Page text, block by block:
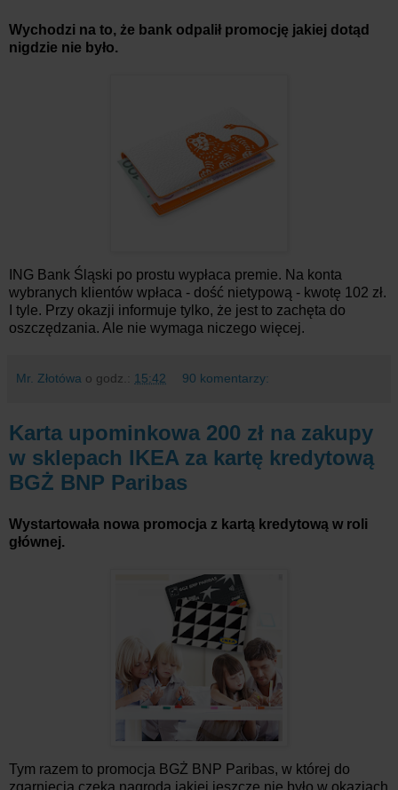
Wychodzi na to, że bank odpalił promocję jakiej dotąd
nigdzie nie było.
ING Bank Śląski po prostu wypłaca premie. Na konta
wybranych klientów wpłaca - dość nietypową - kwotę 102 zł.
I tyle. Przy okazji informuje tylko, że jest to zachęta do
oszczędzania. Ale nie wymaga niczego więcej.
Mr. Złotówa o godz.: 15:42 90 komentarzy:
Karta upominkowa 200 zł na zakupy
w sklepach IKEA za kartę kredytową
BGŻ BNP Paribas
Wystartowała nowa promocja z kartą kredytową w roli
głównej.
Tym razem to promocja BGŻ BNP Paribas, w której do